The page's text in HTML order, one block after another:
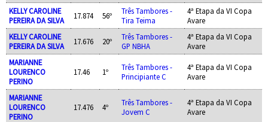
KELLY CAROLINE
PEREIRA DA SILVA
17.874 56º
Três Tambores -
Tira Teima
4ª Etapa da VI Copa
Avare
KELLY CAROLINE
PEREIRA DA SILVA
17.676 20º
Três Tambores -
GP NBHA
4ª Etapa da VI Copa
Avare
MARIANNE
LOURENCO
PERINO
17.46 1º
Três Tambores -
Principiante C
4ª Etapa da VI Copa
Avare
MARIANNE
LOURENCO
PERINO
17.476 4º
Três Tambores -
Jovem C
4ª Etapa da VI Copa
Avare